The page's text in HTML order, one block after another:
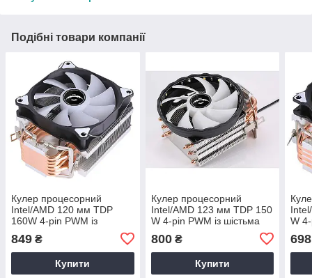
Подібні товари компанії
Кулер процесорний
Intel/AMD 120 мм TDP
160W 4-pin PWM із
тепловими трубками
849 ₴
Купити
Кулер процесорний
Intel/AMD 123 мм TDP 150
W 4-pin PWM із шістьма
трубками
800₴
Купити
W
698